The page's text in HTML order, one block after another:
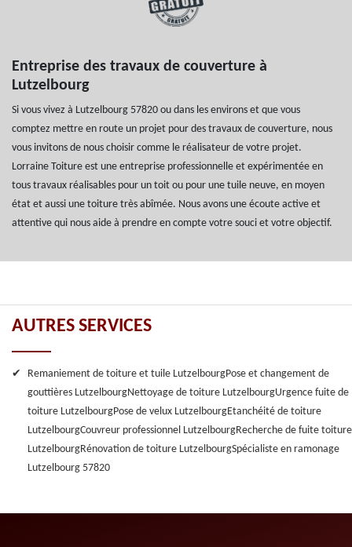
Entreprise des travaux de couverture à
Lutzelbourg
Si vous vivez à Lutzelbourg 57820 ou dans les environs et que vous
comptez mettre en route un projet pour des travaux de couverture, nous
vous invitons de nous choisir comme le réalisateur de votre projet.
Lorraine Toiture est une entreprise professionnelle et expérimentée en
tous travaux réalisables pour un toit ou pour une tuile neuve, en moyen
état et aussi une toiture très abîmée. Nous avons une écoute active et
attentive qui nous aide à prendre en compte votre souci et votre objectif.
AUTRES SERVICES
Remaniement de toiture et tuile LutzelbourgPose et changement de
gouttières LutzelbourgNettoyage de toiture LutzelbourgUrgence fuite de
toiture LutzelbourgPose de velux LutzelbourgEtanchéité de toiture
LutzelbourgCouvreur professionnel LutzelbourgRecherche de fuite toiture
LutzelbourgRénovation de toiture LutzelbourgSpécialiste en ramonage
Lutzelbourg 57820